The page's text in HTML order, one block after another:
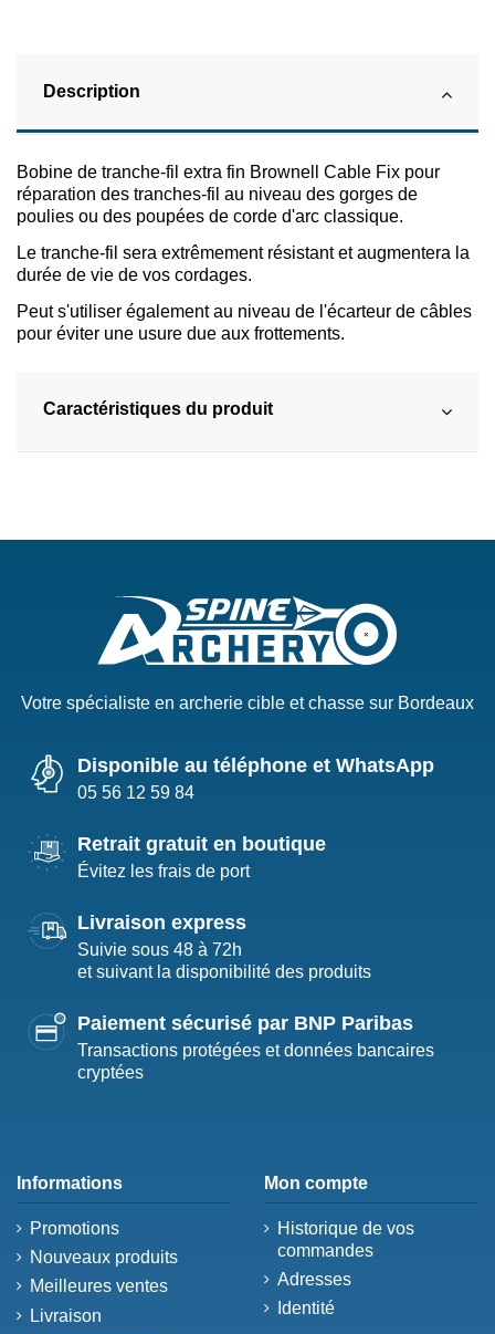
Description
Bobine de tranche-fil extra fin Brownell Cable Fix pour
réparation des tranches-fil au niveau des gorges de
poulies ou des poupées de corde d'arc classique.
Le tranche-fil sera extrêmement résistant et augmentera la
durée de vie de vos cordages.
Peut s'utiliser également au niveau de l'écarteur de câbles
pour éviter une usure due aux frottements.
Caractéristiques du produit
Votre spécialiste en archerie cible et chasse sur Bordeaux
Disponible au téléphone et WhatsApp
05 56 12 59 84
Retrait gratuit en boutique
Évitez les frais de port
Livraison express
Suivie sous 48 à 72h
et suivant la disponibilité des produits
Paiement sécurisé par BNP Paribas
Transactions protégées et données bancaires
cryptées
Informations
Promotions
Nouveaux produits
Meilleures ventes
Livraison
Mon compte
Historique de vos
commandes
Adresses
Identité